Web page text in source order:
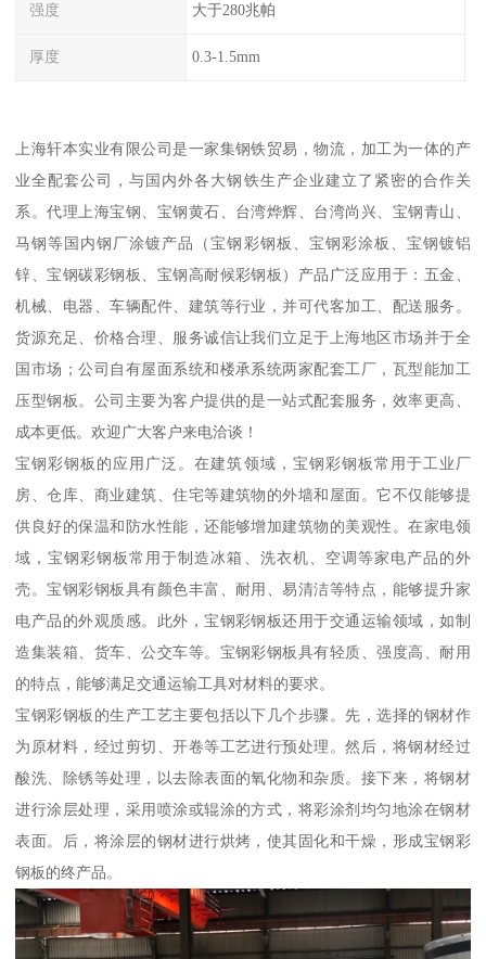
强度 大于280兆帕
厚度 0.3-1.5mm
上海轩本实业有限公司是一家集钢铁贸易，物流，加工为一体的产
业全配套公司，与国内外各大钢铁生产企业建立了紧密的合作关
系。代理上海宝钢、宝钢黄石、台湾烨辉、台湾尚兴、宝钢青山、
马钢等国内钢厂涂镀产品（宝钢彩钢板、宝钢彩涂板、宝钢镀铝
锌、宝钢碳彩钢板、宝钢高耐候彩钢板）产品广泛应用于：五金、
机械、电器、车辆配件、建筑等行业，并可代客加工、配送服务。
货源充足、价格合理、服务诚信让我们立足于上海地区市场并于全
国市场；公司自有屋面系统和楼承系统两家配套工厂，瓦型能加工
压型钢板。公司主要为客户提供的是一站式配套服务，效率更高、
成本更低。欢迎广大客户来电洽谈！
宝钢彩钢板的应用广泛。在建筑领域，宝钢彩钢板常用于工业厂
房、仓库、商业建筑、住宅等建筑物的外墙和屋面。它不仅能够提
供良好的保温和防水性能，还能够增加建筑物的美观性。在家电领
域，宝钢彩钢板常用于制造冰箱、洗衣机、空调等家电产品的外
壳。宝钢彩钢板具有颜色丰富、耐用、易清洁等特点，能够提升家
电产品的外观质感。此外，宝钢彩钢板还用于交通运输领域，如制
造集装箱、货车、公交车等。宝钢彩钢板具有轻质、强度高、耐用
的特点，能够满足交通运输工具对材料的要求。
宝钢彩钢板的生产工艺主要包括以下几个步骤。先，选择的钢材作
为原材料，经过剪切、开卷等工艺进行预处理。然后，将钢材经过
酸洗、除锈等处理，以去除表面的氧化物和杂质。接下来，将钢材
进行涂层处理，采用喷涂或辊涂的方式，将彩涂剂均匀地涂在钢材
表面。后，将涂层的钢材进行烘烤，使其固化和干燥，形成宝钢彩
钢板的终产品。